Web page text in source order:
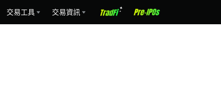
交易工具 交易資訊